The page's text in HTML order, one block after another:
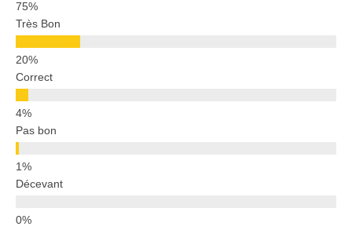
Très Bon
Correct
Pas bon
Décevant